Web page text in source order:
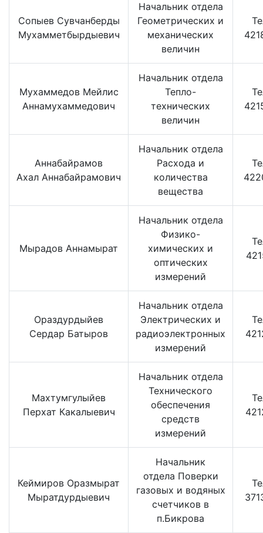
Сопыев Сувчанберды
Мухамметбырдыевич
Начальник отдела
Геометрических и
механических
величин
Мухаммедов Мейлис
Аннамухаммедович
Начальник отдела
Тепло-
технических
величин
Аннабайрамов
Ахал Аннабайрамович
Начальник отдела
Расхода и
количества
вещества
Мырадов Аннамырат
Начальник отдела
Физико-
химических и
оптических
измерений
Ораздурдыйев
Сердар Батыров
Начальник отдела
Электрических и
радиоэлектронных
измерений
Махтумгулыйев
Перхат Какалыевич
Начальник отдела
Технического
обеспечения
средств
измерений
Кеймиров Оразмырат
Мыратдурдыевич
Начальник
отдела Поверки
газовых и водяных
счетчиков в
п.Бикрова